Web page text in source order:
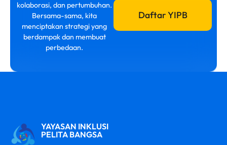
kolaborasi, dan pertumbuhan.
Bersama-sama, kita
menciptakan strategi yang
berdampak dan membuat
perbedaan.
Daftar YIPB
YAYASAN INKLUSI
PELITA BANGSA